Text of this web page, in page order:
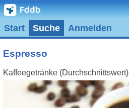
Start Suche Anmelden
Espresso
Kaffeegetränke (Durchschnittswert)